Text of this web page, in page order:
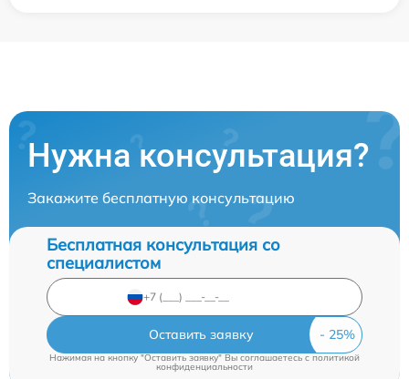
Нужна консультация?
Закажите бесплатную консультацию
Бесплатная консультация со
специалистом
Оставить заявку
Нажимая на кнопку "Оставить заявку" Вы соглашаетесь cполитикой
конфиденциальности